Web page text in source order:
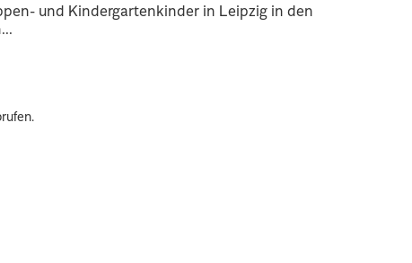
und Kindergartenkinder in Leipzig in den